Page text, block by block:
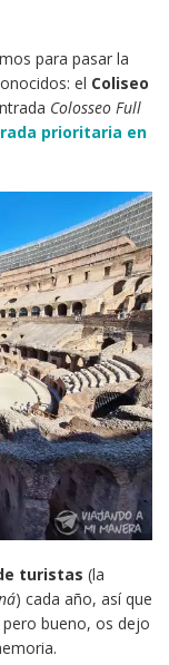
para pasar la
el Coliseo
Colosseo Full
prioritaria en
turistas (la
) cada año, así que
bueno, os dejo